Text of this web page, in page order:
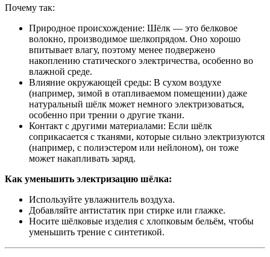
Почему так:
Природное происхождение: Шёлк — это белковое
волокно, производимое шелкопрядом. Оно хорошо
впитывает влагу, поэтому менее подвержено
накоплению статического электричества, особенно во
влажной среде.
Влияние окружающей среды: В сухом воздухе
(например, зимой в отапливаемом помещении) даже
натуральный шёлк может немного электризоваться,
особенно при трении о другие ткани.
Контакт с другими материалами: Если шёлк
соприкасается с тканями, которые сильно электризуются
(например, с полиэстером или нейлоном), он тоже
может накапливать заряд.
Как уменьшить электризацию шёлка:
Используйте увлажнитель воздуха.
Добавляйте антистатик при стирке или глажке.
Носите шёлковые изделия с хлопковым бельём, чтобы
уменьшить трение с синтетикой.